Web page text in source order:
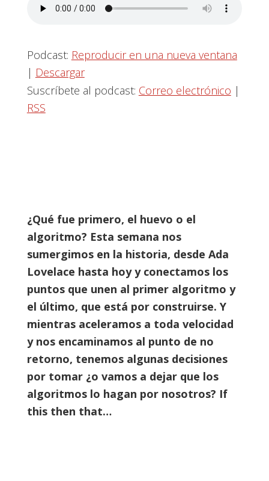
Podcast: Reproducir en una nueva ventana
| Descargar
Suscríbete al podcast: Correo electrónico |
RSS
¿Qué fue primero, el huevo o el
algoritmo? Esta semana nos
sumergimos en la historia, desde Ada
Lovelace hasta hoy y conectamos los
puntos que unen al primer algoritmo y
el último, que está por construirse. Y
mientras aceleramos a toda velocidad
y nos encaminamos al punto de no
retorno, tenemos algunas decisiones
por tomar ¿o vamos a dejar que los
algoritmos lo hagan por nosotros? If
this then that…